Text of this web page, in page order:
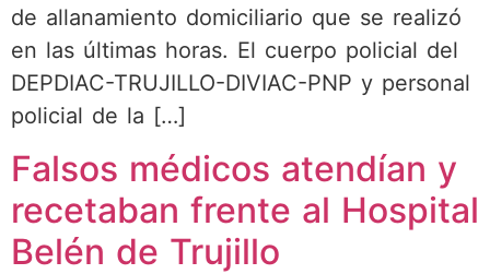
de allanamiento domiciliario que se realizó
en las últimas horas. El cuerpo policial del
DEPDIAC-TRUJILLO-DIVIAC-PNP y personal
policial de la […]
Falsos médicos atendían y
recetaban frente al Hospital
Belén de Trujillo